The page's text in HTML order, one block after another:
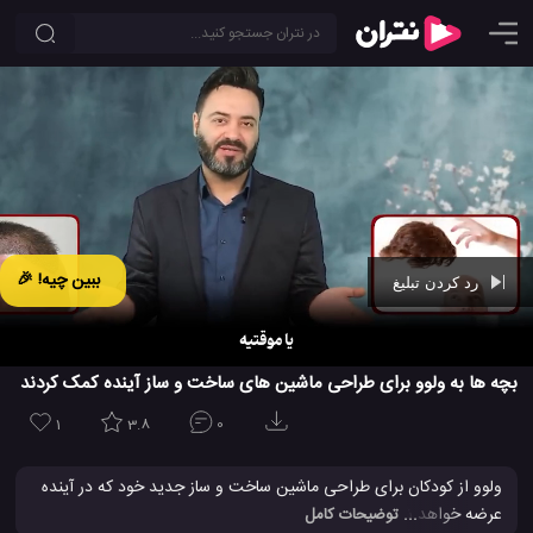
ببین چیه! 🎉 رد کردن تبلیغ
بچه ها به ولوو برای طراحی ماشین های ساخت و ساز آینده کمک کردند
1 3.8 0
ولوو از کودکان برای طراحی ماشین ساخت و ساز جدید خود که در آینده
عرضه خواهد شد استفاده کرد و نتیجه فوق العاده ای بدست آورد. این
... توضیحات کامل